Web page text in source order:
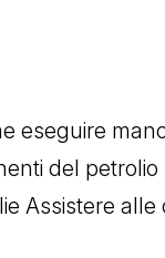
eseguire
del
Assistere